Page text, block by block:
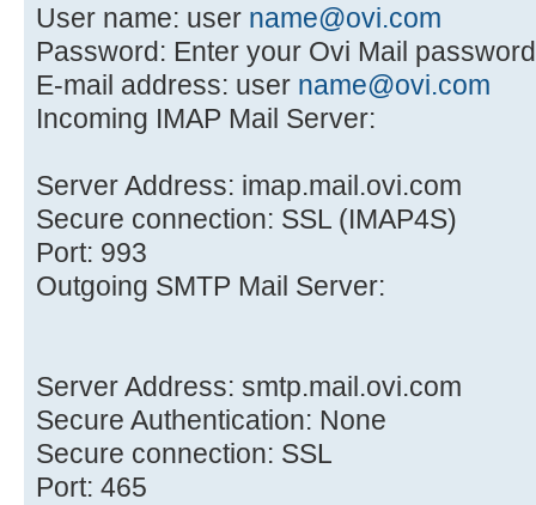
User name: user name@ovi.com
Password: Enter your Ovi Mail
E-mail address: user name@ovi.com
Incoming IMAP Mail Server:
Server Address: imap.mail.ovi.com
Secure connection: SSL (IMAP4S)
Port: 993
Outgoing SMTP Mail Server:
Server Address: smtp.mail.ovi.com
Secure Authentication: None
Secure connection: SSL
Port: 465